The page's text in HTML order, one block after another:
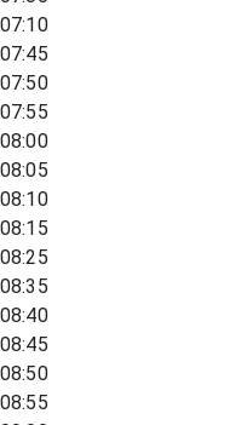
07:10
07:45
07:50
07:55
08:00
08:05
08:10
08:15
08:25
08:35
08:40
08:45
08:50
08:55